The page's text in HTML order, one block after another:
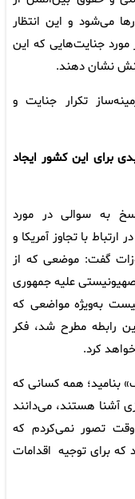
می‌شود و این انتظار
مورد جنایت‌هایی که این
نشان دهند.
تکرار جنایت و
برای این کشور ایجاد
به سوالی در مورد
با تجاوز آمریکا و
گفت: موضعی که از
صهیونیستی علیه جمهوری
به‌ویژه مواضعی که
رابطه مطرح شد، فکر
کرد.
بنامید؛ همه کسانی که
آشنا هستند، می‌دانند
تصور نمی‌کردم که
که برای توجیه اقدامات